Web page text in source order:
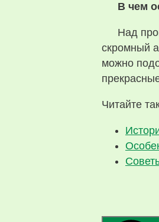
В чем
Над
скромный
можно
Читайте